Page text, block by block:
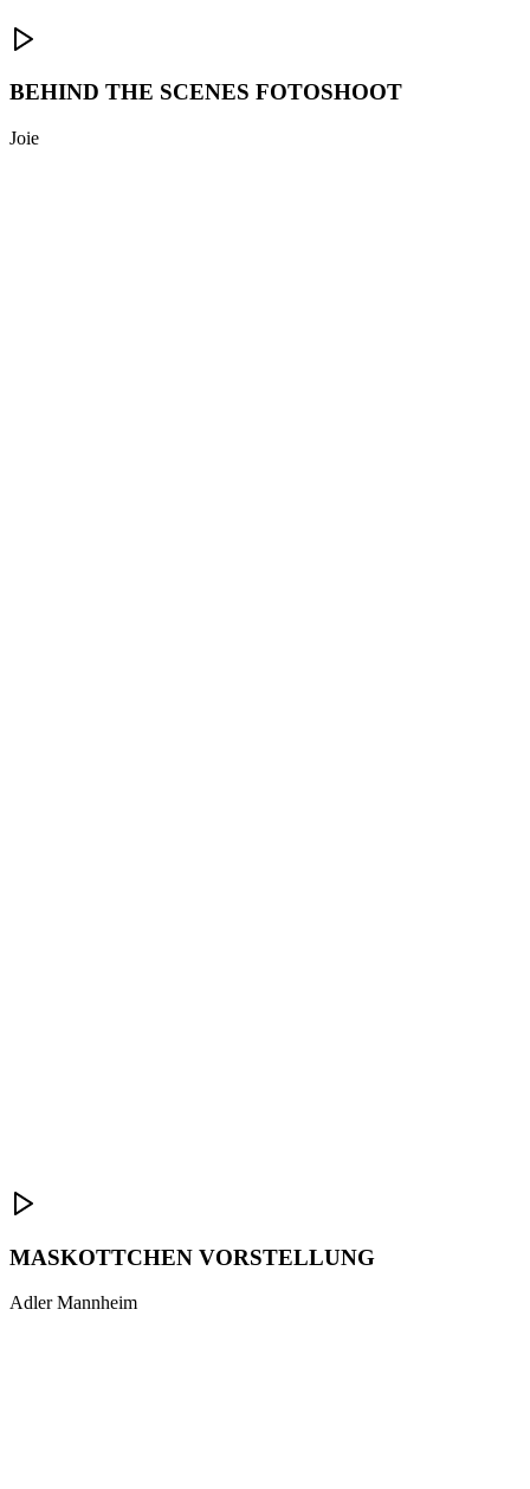
BEHIND THE SCENES FOTOSHOOT
Joie
MASKOTTCHEN VORSTELLUNG
Adler Mannheim